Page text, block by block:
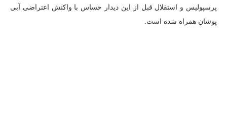
پرسپولیس و استقلال قبل از این دیدار حساس با واکنش اعتراضی آبی
پوشان همراه شده است.